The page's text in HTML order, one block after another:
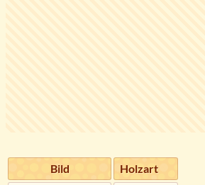
Bild
Holzart